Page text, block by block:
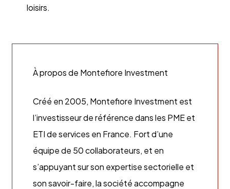
loisirs.
À propos de Montefiore Investment
Créé en 2005, Montefiore Investment est
l’investisseur de référence dans les PME et
ETI de services en France. Fort d’une
équipe de 50 collaborateurs, et en
s’appuyant sur son expertise sectorielle et
son savoir-faire, la société accompagne